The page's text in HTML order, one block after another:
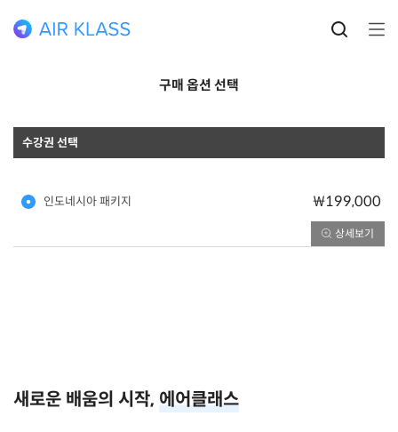
구매 옵션 선택
수강권 선택
인도네시아 패키지 ₩199,000
상세보기
새로운 배움의 시작, 에어클래스